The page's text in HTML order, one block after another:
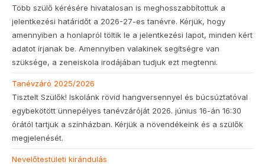
Több szülő kérésére hivatalosan is meghosszabbítottuk a
jelentkezési határidőt a 2026-27-es tanévre. Kérjük, hogy
amennyiben a honlapról töltik le a jelentkezési lapot, minden kért
adatot írjanak be. Amennyiben valakinek segítségre van
szüksége, a zeneiskola irodájában tudjuk ezt megtenni.
Tanévzáró 2025/2026
Tisztelt Szülők! Iskolánk rövid hangversennyel és búcsúztatóval
egybekötött ünnepélyes tanévzáróját 2026. június 16-án 16:30
órától tartjuk a színházban. Kérjük a növendékeink és a szülők
megjelenését.
Nevelőtestületi kirándulás